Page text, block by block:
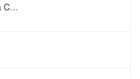
Cesare Cremonini – Ora Che Non Ho Più Te